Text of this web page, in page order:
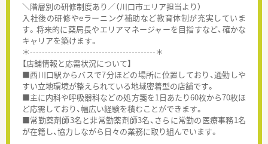
＼階層別の研修制度あり／（川口市エリア担当より）
入社後の研修やeラーニング補助など教育体制が充実していま
す。将来的に薬局長やエリアマネージャーを目指すなど、確かな
キャリアを築けます。
＊------------------------------------------＊
【店舗情報と応需状況について】
■西川口駅からバスで7分ほどの場所に位置しており、通勤しや
すい立地環境が整えられている地域密着型の店舗です。
■主に内科や呼吸器科などの処方箋を1日あたり60枚から70枚ほ
ど応需しており、幅広い経験を積むことができます。
■常勤薬剤師3名と非常勤薬剤師3名、さらに常勤の医療事務1名
が在籍し、協力しながら日々の業務に取り組んでいます。